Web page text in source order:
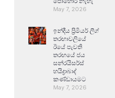
May 7, 2026
ඉන්දීය ප්‍රිමියර් ලීග්
තරඟාවලියේ
ඊයේ පැවති
තරඟයේ ජය
සන්රයිසර්ස්
හයිද්‍රාබාද්
කණ්ඩායමට
May 7, 2026